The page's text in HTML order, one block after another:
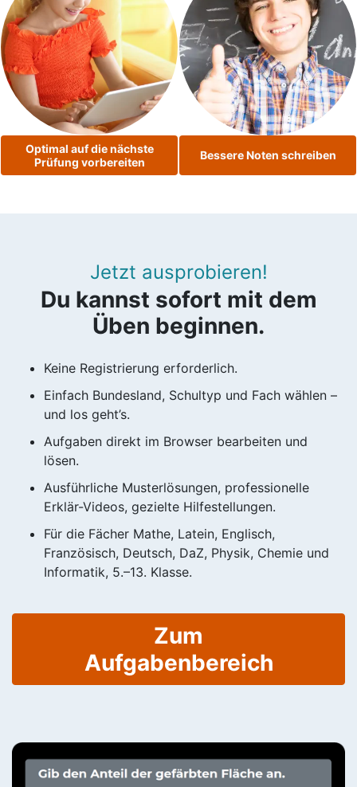
Optimal auf die nächste
Prüfung vorbereiten
Bessere Noten schreiben
Jetzt ausprobieren!
Du kannst sofort mit dem
Üben beginnen.
Keine Registrierung erforderlich.
Einfach Bundesland, Schultyp und Fach wählen –
und los geht’s.
Aufgaben direkt im Browser bearbeiten und
lösen.
Ausführliche Musterlösungen, professionelle
Erklär-Videos, gezielte Hilfestellungen.
Für die Fächer Mathe, Latein, Englisch,
Französisch, Deutsch, DaZ, Physik, Chemie und
Informatik, 5.–13. Klasse.
Zum
Aufgabenbereich